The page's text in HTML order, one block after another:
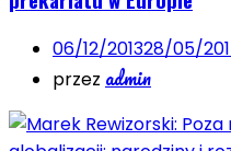
06/12/201328/05/
przez admin